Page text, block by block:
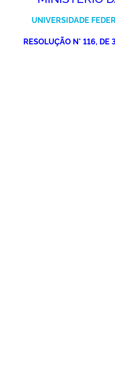
UNIVERSIDADE
RESOLUÇÃO N° 116,